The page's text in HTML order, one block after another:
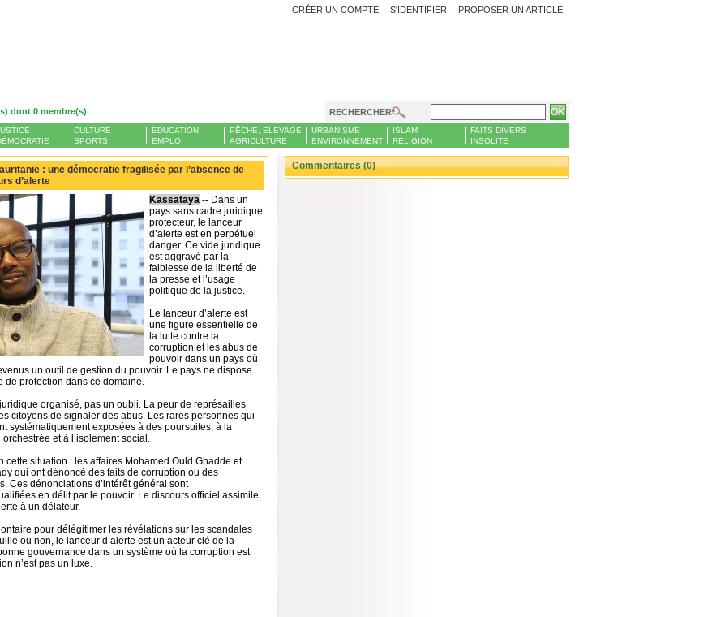
PROPOSER UN ARTICLE
CRÉER UN COMPTE S'IDENTIFIER
dont 0 membre(s) RECHERCHER
CULTURE
SPORTS
EDUCATION
EMPLOI
PÊCHE, ELEVAGE
AGRICULTURE
URBANISME
ENVIRONNEMENT
ISLAM
RELIGION
FAITS DIVERS
INSOLITE
: une démocratie fragilisée par l’absence de
d’alerte
Kassataya -- Dans un
pays sans cadre juridique
protecteur, le lanceur
d’alerte est en perpétuel
danger. Ce vide juridique
est aggravé par la
faiblesse de la liberté de
la presse et l’usage
politique de la justice.
Le lanceur d’alerte est
une figure essentielle de
la lutte contre la
corruption et les abus de
pouvoir dans un pays où
un outil de gestion du pouvoir. Le pays ne dispose
de protection dans ce domaine.
juridique organisé, pas un oubli. La peur de représailles
citoyens de signaler des abus. Les rares personnes qui
systématiquement exposées à des poursuites, à la
et à l’isolement social.
cette situation : les affaires Mohamed Ould Ghadde et
qui ont dénoncé des faits de corruption ou des
Ces dénonciations d’intérêt général sont
en délit par le pouvoir. Le discours officiel assimile
à un délateur.
pour délégitimer les révélations sur les scandales
ou non, le lanceur d’alerte est un acteur clé de la
gouvernance dans un système où la corruption est
n’est pas un luxe.
Commentaires (0)